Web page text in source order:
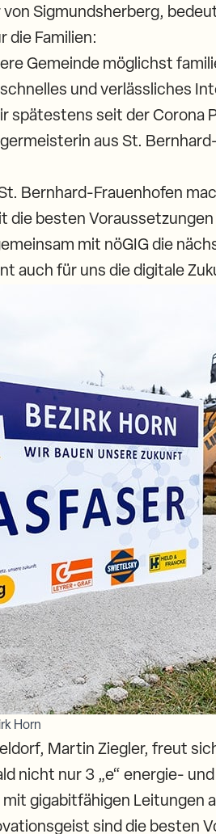
von Sigmundsherberg,
die Familien:
Gemeinde möglichst
und verlässliches
spätestens seit der Corona
aus St.
Bernhard-Frauenhofen
die besten
mit nöGIG die
auch für uns die digitale
Horn
Martin Ziegler, freut
nicht nur 3 „e“ energie-
gigabitfähigen Leitungen
sind die besten